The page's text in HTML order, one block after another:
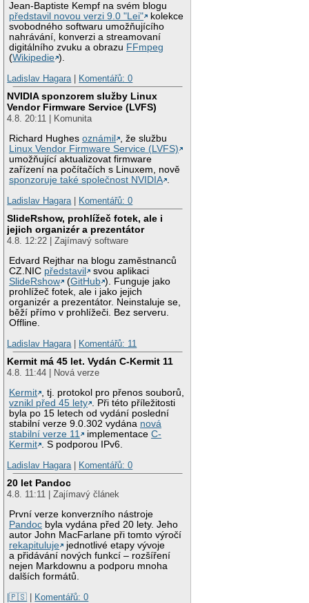
Jean-Baptiste Kempf na svém blogu
představil novou verzi 9.0 "Lei"
kolekce
svobodného softwaru umožňujícího
nahrávání, konverzi a streamovaní
digitálního zvuku a obrazu FFmpeg
(Wikipedie ).
Ladislav Hagara | Komentářů: 0
NVIDIA sponzorem služby Linux
Vendor Firmware Service (LVFS)
4.8. 20:11 | Komunita
Richard Hughesoznámil
, že službu
Linux Vendor Firmware Service (LVFS)
umožňující aktualizovat firmware
zařízení na počítačích s Linuxem, nově
sponzoruje také společnost NVIDIA .
Ladislav Hagara | Komentářů: 0
SlideRshow, prohlížeč fotek, ale i
jejich organizér a prezentátor
4.8. 12:22 | Zajímavý software
Edvard Rejthar na blogu zaměstnanců
CZ.NIC představil
svou aplikaci
SlideRshow
(GitHub ). Funguje jako
prohlížeč fotek, ale i jako jejich
organizér a prezentátor. Neinstaluje se,
běží přímo v prohlížeči. Bez serveru.
Offline.
Ladislav Hagara | Komentářů: 11
Kermit má 45 let. Vydán C-Kermit 11
4.8. 11:44 | Nová verze
Kermit
, tj. protokol pro přenos souborů,
vznikl před 45 lety
. Při této příležitosti
byla po 15 letech od vydání poslední
stabilní verze 9.0.302 vydána nová
stabilní verze 11
implementaceC-
Kermit
. S podporou IPv6.
Ladislav Hagara | Komentářů: 0
20 let Pandoc
4.8. 11:11 | Zajímavý článek
První verze konverzního nástroje
Pandoc byla vydána před 20 lety. Jeho
autor John MacFarlane při tomto výročí
rekapituluje
jednotlivé etapy vývoje
a přidávání nových funkcí – rozšíření
nejen Markdownu a podporu mnoha
dalších formátů.
|🇵🇸 | Komentářů: 0